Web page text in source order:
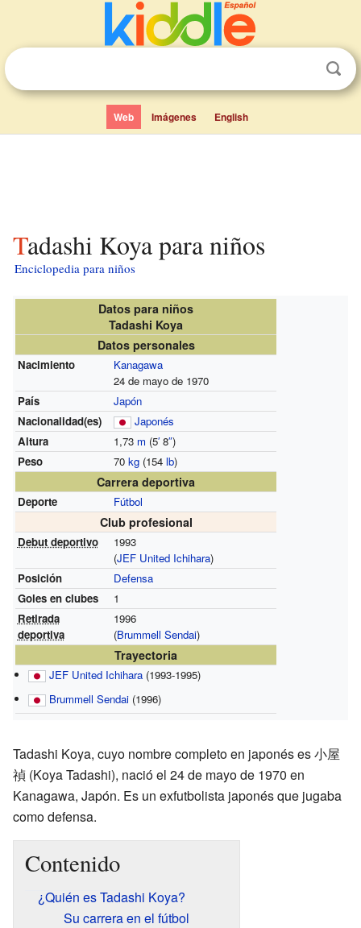
Web Imágenes English
Tadashi Koya para niños
Enciclopedia para niños
Datos para niños
Tadashi Koya
Datos personales
Nacimiento
Kanagawa
24 de mayo de 1970
País
Japón
Nacionalidad(es)
Japonés
Altura
1,73 m (5′8″)
Peso
70 kg(154 lb)
Carrera deportiva
Deporte Fútbol
Club profesional
Debut deportivo
1993
(JEF United Ichihara)
Posición
Defensa
Goles en clubes
1
Retirada
deportiva
1996
(Brummell Sendai)
Trayectoria
JEF United Ichihara (1993-1995)
Brummell Sendai (1996)
Tadashi Koya, cuyo nombre completo en japonés es 小屋
禎 (Koya Tadashi), nació el 24 de mayo de 1970 en
Kanagawa, Japón. Es un exfutbolista japonés que jugaba
como defensa.
Contenido
¿Quién es Tadashi Koya?
Su carrera en el fútbol